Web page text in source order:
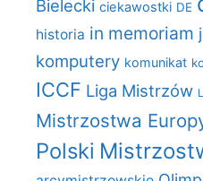
Bielecki ciekawostki DE
historia in memoriam
komputery komunikat
ICCF Liga Mistrzów
Mistrzostwa
Polski